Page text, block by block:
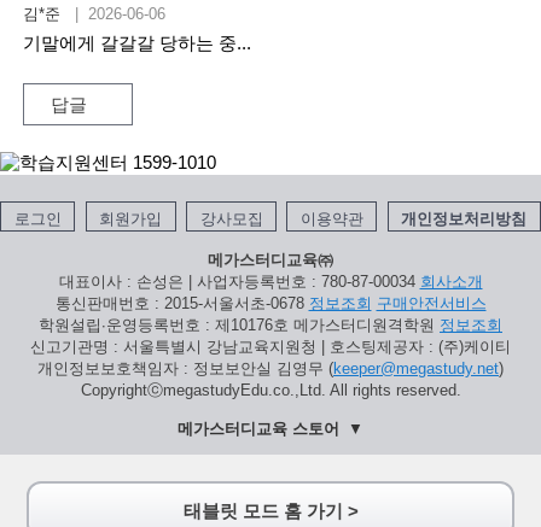
김*준 | 2026-06-06
기말에게 갈갈갈 당하는 중...
답글
로그인 회원가입 강사모집 이용약관 개인정보처리방침
메가스터디교육㈜
대표이사 : 손성은 | 사업자등록번호 : 780-87-00034 회사소개
통신판매번호 : 2015-서울서초-0678 정보조회 구매안전서비스
학원설립∙운영등록번호 : 제10176호 메가스터디원격학원 정보조회
신고기관명 : 서울특별시 강남교육지원청 | 호스팅제공자 : (주)케이티
개인정보보호책임자 : 정보보안실 김영무 (keeper@megastudy.net)
CopyrightⓒmegastudyEdu.co.,Ltd. All rights reserved.
메가스터디교육 스토어
태블릿 모드 홈 가기 >